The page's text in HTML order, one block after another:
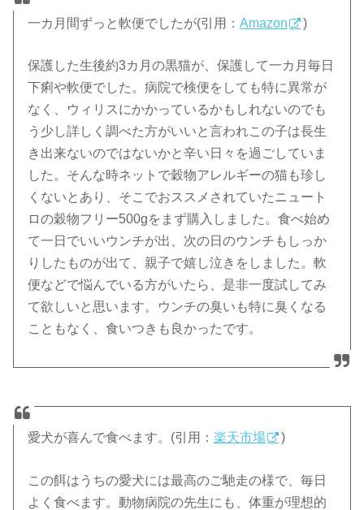
一カ月間ずっと軟便でしたが(引用：Amazon )
保護した生後約3カ月の黒猫が、保護して一カ月毎日
下痢や軟便でした。病院で検便をしても特に異常が
なく、ウィリスにかかっているかもしれないのでも
う少し詳しく調べた方がいいと言われこの子は長生
き出来ないのではないかと辛い日々を過ごしていま
した。そんな時ネットで穀物アレルギーの猫も珍し
くないとあり、そこでおススメされていたニュート
ロの穀物フリー500gをまず購入しました。食べ始め
て一日でいいウンチが出、次の日のウンチもしっか
りしたものが出て、親子で嬉し泣きをしました。軟
便などで悩んでいる方がいたら、是非一度試してみ
て欲しいと思います。ウンチの臭いも特に臭くなる
こともなく、食いつきも良かったです。
愛犬が喜んで食べます。(引用：楽天市場 )
この餌はうちの愛犬には最高のご馳走の様で、毎日
よく食べます。動物病院の先生にも、体重が理想的